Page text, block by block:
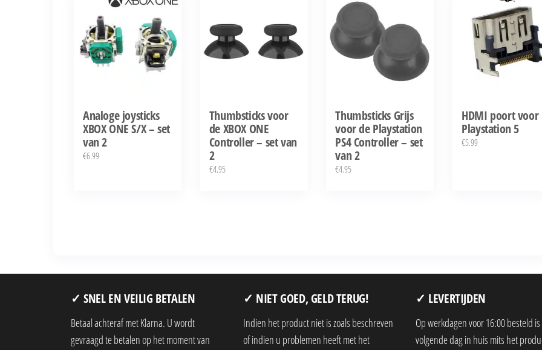
Analoge joysticks
XBOX ONE S/X – set
van 2
€6.99
Thumbsticks voor
de XBOX ONE
Controller – set van
2
€4.95
Thumbsticks Grijs
voor de Playstation
PS4 Controller – set
van 2
€4.95
HDMI poort voor
Playstation 5
€5.99
✓ SNEL EN VEILIG BETALEN
Betaal achteraf met Klarna. U wordt
gevraagd te betalen op het moment van
✓ NIET GOED, GELD TERUG!
Indien het product niet is zoals beschreven
of indien u problemen heeft met het
✓ LEVERTIJDEN
Op werkdagen voor 16:00 besteld
volgende dag in huis mits het